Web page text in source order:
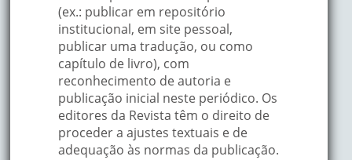
(ex.: publicar em repositório
institucional, em site pessoal,
publicar uma tradução, ou como
capítulo de livro), com
reconhecimento de autoria e
publicação inicial neste periódico. Os
editores da Revista têm o direito de
proceder a ajustes textuais e de
adequação às normas da publicação.